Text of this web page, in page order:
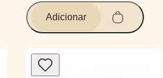
Adicionar